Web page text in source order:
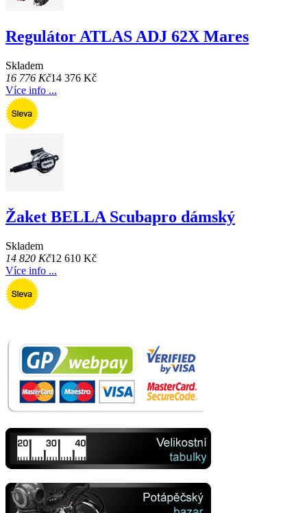
Regulátor ATLAS ADJ 62X Mares
Skladem
16 776 Kč14 376 Kč
Více info ...
Žaket BELLA Scubapro dámský
Skladem
14 820 Kč12 610 Kč
Více info ...